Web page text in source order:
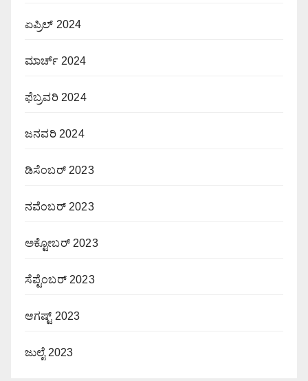
ಏಪ್ರಿಲ್ 2024
ಮಾರ್ಚ್ 2024
ಫೆಬ್ರವರಿ 2024
ಜನವರಿ 2024
ಡಿಸೆಂಬರ್ 2023
ನವೆಂಬರ್ 2023
ಅಕ್ಟೋಬರ್ 2023
ಸೆಪ್ಟೆಂಬರ್ 2023
ಆಗಷ್ಟ್ 2023
ಜುಲೈ 2023